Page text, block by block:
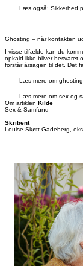
Læs også: Sikkerhed
Ghosting – når kontakten
I visse tilfælde kan du
opkald ikke bliver besvaret
forstår årsagen til det. Det
Læs mere om
Læs mere om sex og
Om artiklen Kilde
Sex & Samfund
Skribent
Louise Skøtt Gadeberg,